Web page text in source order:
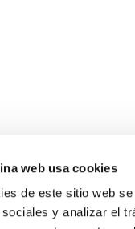
web usa cookies
de este sitio web
y analizar el